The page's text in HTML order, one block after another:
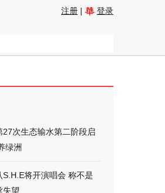
注册 | 登录
27次生态输水第二阶段启
绿洲
S.H.E将开演唱会 称不是
失望